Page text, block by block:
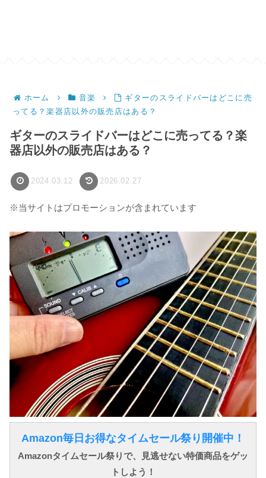
ホーム 音楽
ギターのスライドバーはどこに売
ってる？楽器店以外の販売店はある？
ギターのスライドバーはどこに売ってる？楽
器店以外の販売店はある？
2024.03.12 2026.02.27
※当サイトはプロモーションが含まれています
Amazon毎日お得なタイムセール祭り開催中！
Amazonタイムセール祭りで、見逃せない特価商品をゲッ
トしよう！